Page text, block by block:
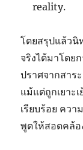
reality.
โดยสรุปแล้วนิ
จริงได้มาโดย
ปราศจากสาร
แม้แต่ถูกเยาะ
เรียบร้อย คว
พูดให้สอดคล้อ